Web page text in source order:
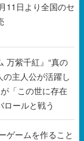
11日より全国のセ
万紫千紅』“真の
の主人公が活躍し
「この世に存在
ロールと戦う
ゲームを作ること